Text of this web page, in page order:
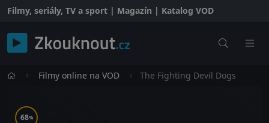
Filmy, seriály, TV a sport | Magazín | Katalog VOD
Filmy online na VOD The Fighting Devil Dogs
68%